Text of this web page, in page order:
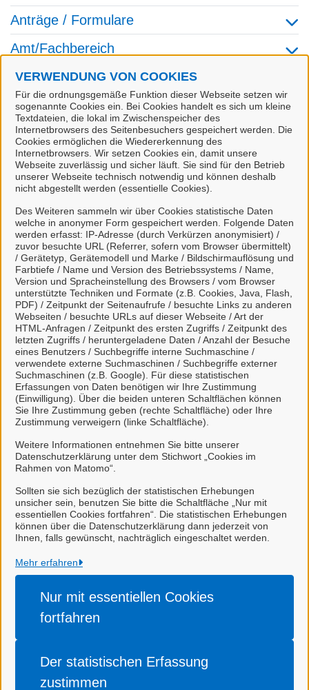
VERWENDUNG VON COOKIES
Für die ordnungsgemäße Funktion dieser Webseite setzen wir
sogenannte Cookies ein. Bei Cookies handelt es sich um kleine
Textdateien, die lokal im Zwischenspeicher des
Internetbrowsers des Seitenbesuchers gespeichert werden. Die
Cookies ermöglichen die Wiedererkennung des
Internetbrowsers. Wir setzen Cookies ein, damit unsere
Webseite zuverlässig und sicher läuft. Sie sind für den Betrieb
unserer Webseite technisch notwendig und können deshalb
nicht abgestellt werden (essentielle Cookies).
Des Weiteren sammeln wir über Cookies statistische Daten
welche in anonymer Form gespeichert werden. Folgende Daten
werden erfasst: IP-Adresse (durch Verkürzen anonymisiert) /
zuvor besuchte URL (Referrer, sofern vom Browser übermittelt)
/ Gerätetyp, Gerätemodell und Marke / Bildschirmauflösung und
Farbtiefe / Name und Version des Betriebssystems / Name,
Version und Spracheinstellung des Browsers / vom Browser
unterstützte Techniken und Formate (z.B. Cookies, Java, Flash,
PDF) / Zeitpunkt der Seitenaufrufe / besuchte Links zu anderen
Webseiten / besuchte URLs auf dieser Webseite / Art der
HTML-Anfragen / Zeitpunkt des ersten Zugriffs / Zeitpunkt des
letzten Zugriffs / heruntergeladene Daten / Anzahl der Besuche
eines Benutzers / Suchbegriffe interne Suchmaschine /
verwendete externe Suchmaschinen / Suchbegriffe externer
Suchmaschinen (z.B. Google). Für diese statistischen
Erfassungen von Daten benötigen wir Ihre Zustimmung
(Einwilligung). Über die beiden unteren Schaltflächen können
Sie Ihre Zustimmung geben (rechte Schaltfläche) oder Ihre
Zustimmung verweigern (linke Schaltfläche).
Weitere Informationen entnehmen Sie bitte unserer
Datenschutzerklärung unter dem Stichwort „Cookies im
Rahmen von Matomo“.
Sollten sie sich bezüglich der statistischen Erhebungen
unsicher sein, benutzen Sie bitte die Schaltfläche „Nur mit
essentiellen Cookies fortfahren“. Die statistischen Erhebungen
können über die Datenschutzerklärung dann jederzeit von
Ihnen, falls gewünscht, nachträglich eingeschaltet werden.
Mehr erfahren
Nur mit essentiellen Cookies
fortfahren
Der statistischen Erfassung
zustimmen
Anträge / Formulare
Amt/Fachbereich
Links & Onlinedienste
Bescheinigung der Erkenntnisse aus der
Zuverlässigkeitsprüfung
Für mit
markierte Onlinedienste müssen Sie sich
in unserem Portal anmelden. Falls Sie noch keinen
Login besitzen, können Sie sich schnell und einfach
hier registrieren.
Kontakt
Sicherheit und Ordnung
Stadt Leer
Alle Rechte vorbehalten
Impressum
Datenschutzerklärung